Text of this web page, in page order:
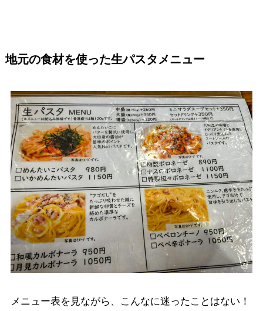
地元の食材を使った生パスタメニュー
メニュー表を見ながら、こんなに迷ったことはない！